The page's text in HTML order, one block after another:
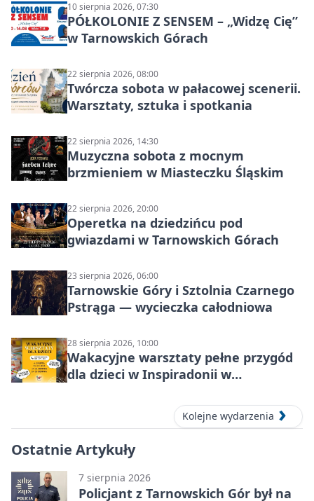
10 sierpnia 2026, 07:30
PÓŁKOLONIE Z SENSEM – „Widzę Cię”
w Tarnowskich Górach
22 sierpnia 2026, 08:00
Twórcza sobota w pałacowej scenerii.
Warsztaty, sztuka i spotkania
22 sierpnia 2026, 14:30
Muzyczna sobota z mocnym
brzmieniem w Miasteczku Śląskim
22 sierpnia 2026, 20:00
Operetka na dziedzińcu pod
gwiazdami w Tarnowskich Górach
23 sierpnia 2026, 06:00
Tarnowskie Góry i Sztolnia Czarnego
Pstrąga — wycieczka całodniowa
28 sierpnia 2026, 10:00
Wakacyjne warsztaty pełne przygód
dla dzieci w Inspiradonii w
Kolejne wydarzenia
Ostatnie Artykuły
7 sierpnia 2026
Policjant z Tarnowskich Gór był na